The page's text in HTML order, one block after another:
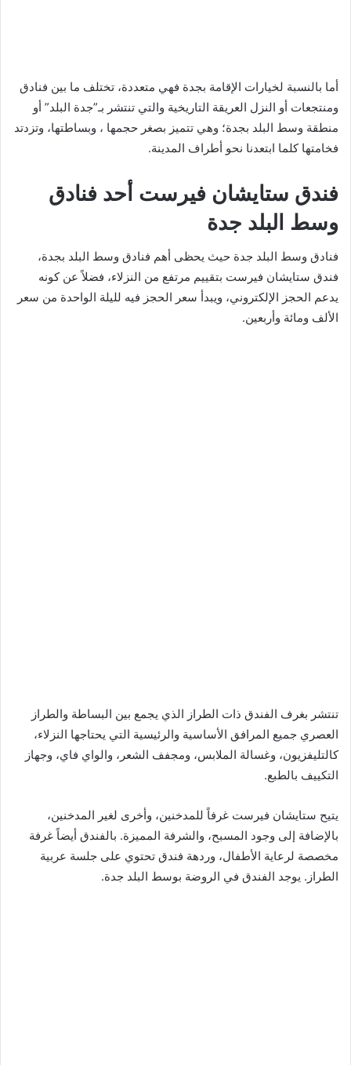
أما بالنسبة لخيارات الإقامة بجدة فهي متعددة، تختلف ما بين فنادق
ومنتجعات أو النزل العريقة التاريخية والتي تنتشر بـ”جدة البلد” أو
منطقة وسط البلد بجدة؛ وهي تتميز بصغر حجمها ، وبساطتها، وتزدتد
فخامتها كلما ابتعدنا نحو أطراف المدينة.
فندق ستايشان فيرست أحد فنادق
وسط البلد جدة
فنادق وسط البلد جدة حيث يحظى أهم فنادق وسط البلد بجدة،
فندق ستايشان فيرست بتقييم مرتفع من النزلاء، فضلاً عن كونه
يدعم الحجز الإلكتروني، ويبدأ سعر الحجز فيه لليلة الواحدة من سعر
الألف ومائة وأربعين.
تنتشر بغرف الفندق ذات الطراز الذي يجمع بين البساطة والطراز
العصري جميع المرافق الأساسية والرئيسية التي يحتاجها النزلاء،
كالتليفزيون، وغسالة الملابس، ومجفف الشعر، والواي فاي، وجهاز
التكييف بالطبع.
يتيح ستايشان فيرست غرفاً للمدخنين، وأخرى لغير المدخنين،
بالإضافة إلى وجود المسبح، والشرفة المميزة. بالفندق أيضاً غرفة
مخصصة لرعاية الأطفال، وردهة فندق تحتوي على جلسة عربية
الطراز. يوجد الفندق في الروضة بوسط البلد جدة.